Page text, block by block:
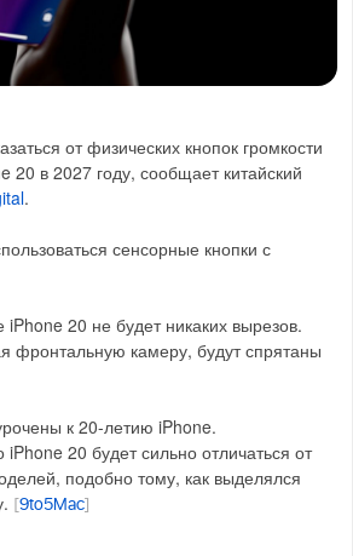
от физических кнопок громкости
20 в 2027 году, сообщает китайский
.
сенсорные кнопки с
iPhone 20 не будет никаких вырезов.
фронтальную камеру, будут спрятаны
к 20-летию iPhone.
iPhone 20 будет сильно отличаться от
подобно тому, как выделялся
[9to5Mac]